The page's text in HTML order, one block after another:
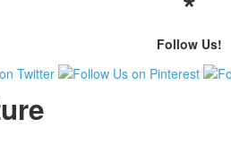
Follow Us!